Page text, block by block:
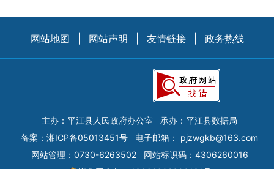
网站地图 网站声明 友情链接 政务热线
主办：平江县人民政府办公室
承办：平江县数据局
备案： 湘ICP备05013451号 电子邮箱： pjzwgkb@163.com
网站管理：0730-6263502
网站标识码：4306260016